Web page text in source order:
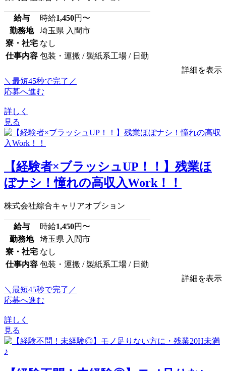
給与 時給1,450円〜
勤務地
埼玉県 入間市
寮・社宅 なし
仕事内容 包装・運搬 / 製紙系工場 / 日勤
詳細を表示
＼最短45秒で完了／
応募へ進む
詳しく
見る
【経験者×ブラッシュUP！！】残業ほ
ぼナシ！憧れの高収入Work！！
株式会社綜合キャリアオプション
給与 時給1,450円〜
勤務地
埼玉県 入間市
寮・社宅 なし
仕事内容 包装・運搬 / 製紙系工場 / 日勤
詳細を表示
＼最短45秒で完了／
応募へ進む
詳しく
見る